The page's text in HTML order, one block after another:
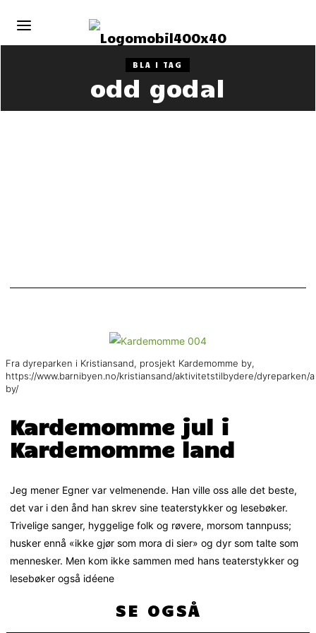
BLA I TAG
odd godal
Fra dyreparken i Kristiansand, prosjekt Kardemomme by,
https://www.barnibyen.no/kristiansand/aktivitetstilbydere/dyreparken/
by/
Kardemomme jul i
Kardemomme land
Jeg mener Egner var velmenende. Han ville oss alle det beste,
det var i den ånd han skrev sine teaterstykker og lesebøker.
Trivelige sanger, hyggelige folk og røvere, morsom tannpuss;
husker ennå «ikke gjør som mora di sier» og dyr som talte som
mennesker. Men kom ikke sammen med hans teaterstykker og
lesebøker også idéene
SE OGSÅ